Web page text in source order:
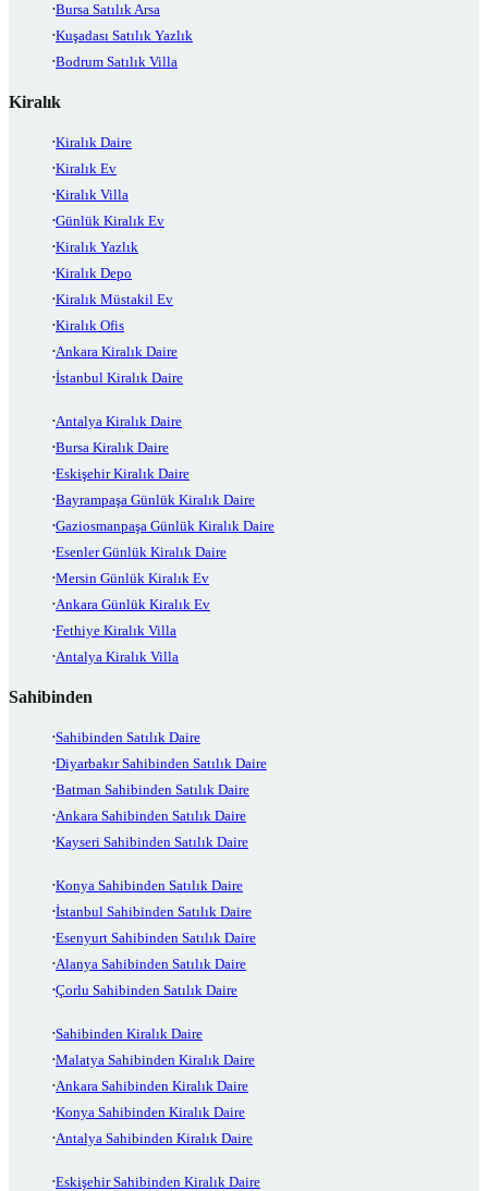
Bursa Satılık Arsa
Kuşadası Satılık Yazlık
Bodrum Satılık Villa
Kiralık
Kiralık Daire
Kiralık Ev
Kiralık Villa
Günlük Kiralık Ev
Kiralık Yazlık
Kiralık Depo
Kiralık Müstakil Ev
Kiralık Ofis
Ankara Kiralık Daire
İstanbul Kiralık Daire
Antalya Kiralık Daire
Bursa Kiralık Daire
Eskişehir Kiralık Daire
Bayrampaşa Günlük Kiralık Daire
Gaziosmanpaşa Günlük Kiralık Daire
Esenler Günlük Kiralık Daire
Mersin Günlük Kiralık Ev
Ankara Günlük Kiralık Ev
Fethiye Kiralık Villa
Antalya Kiralık Villa
Sahibinden
Sahibinden Satılık Daire
Diyarbakır Sahibinden Satılık Daire
Batman Sahibinden Satılık Daire
Ankara Sahibinden Satılık Daire
Kayseri Sahibinden Satılık Daire
Konya Sahibinden Satılık Daire
İstanbul Sahibinden Satılık Daire
Esenyurt Sahibinden Satılık Daire
Alanya Sahibinden Satılık Daire
Çorlu Sahibinden Satılık Daire
Sahibinden Kiralık Daire
Malatya Sahibinden Kiralık Daire
Ankara Sahibinden Kiralık Daire
Konya Sahibinden Kiralık Daire
Antalya Sahibinden Kiralık Daire
Eskişehir Sahibinden Kiralık Daire